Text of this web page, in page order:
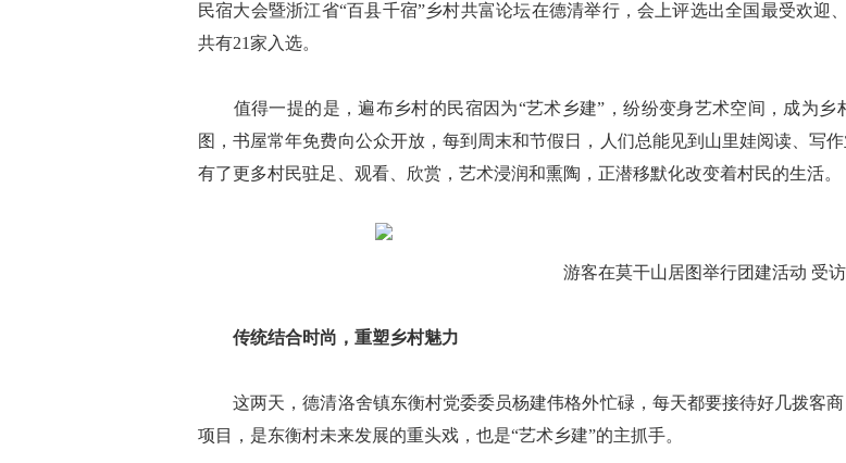
民宿大会暨浙江省“百县千宿”乡村共富论坛在德清举行，会上评选出全国最受欢
共有21家入选。
值得一提的是，遍布乡村的民宿因为“艺术乡建”，纷纷变身艺术空间，成为乡
图，书屋常年免费向公众开放，每到周末和节假日，人们总能见到山里娃阅读、写
有了更多村民驻足、观看、欣赏，艺术浸润和熏陶，正潜移默化改变着村民的生活。
游客在莫干山居图举行团建活动 受
传统结合时尚，重塑乡村魅力
这两天，德清洛舍镇东衡村党委委员杨建伟格外忙碌，每天都要接待好几拨客
项目，是东衡村未来发展的重头戏，也是“艺术乡建”的主抓手。